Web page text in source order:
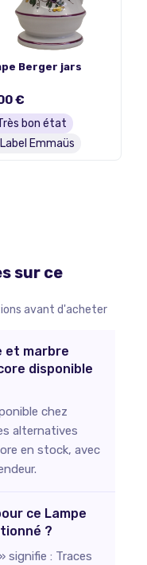
Berger jars
€
bon état
Label Emmaüs
sur ce
avant d'acheter
et marbre
disponible
chez
alternatives
en stock, avec
ce Lampe
?
signifie : Traces